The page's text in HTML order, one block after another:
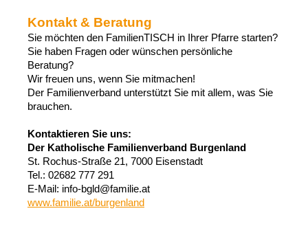
Kontakt & Beratung
Sie möchten den FamilienTISCH in Ihrer Pfarre starten?
Sie haben Fragen oder wünschen persönliche
Beratung?
Wir freuen uns, wenn Sie mitmachen!
Der Familienverband unterstützt Sie mit allem, was Sie
brauchen.
Kontaktieren Sie uns:
Der Katholische Familienverband Burgenland
St. Rochus-Straße 21, 7000 Eisenstadt
Tel.: 02682 777 291
E-Mail: info-bgld@familie.at
www.familie.at/burgenland